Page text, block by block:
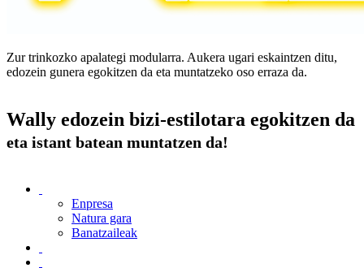
Zur trinkozko apalategi modularra. Aukera ugari eskaintzen ditu,
edozein gunera egokitzen da eta muntatzeko oso erraza da.
Wally edozein bizi-estilotara egokitzen da
eta istant batean muntatzen da!
Enpresa
Natura gara
Banatzaileak